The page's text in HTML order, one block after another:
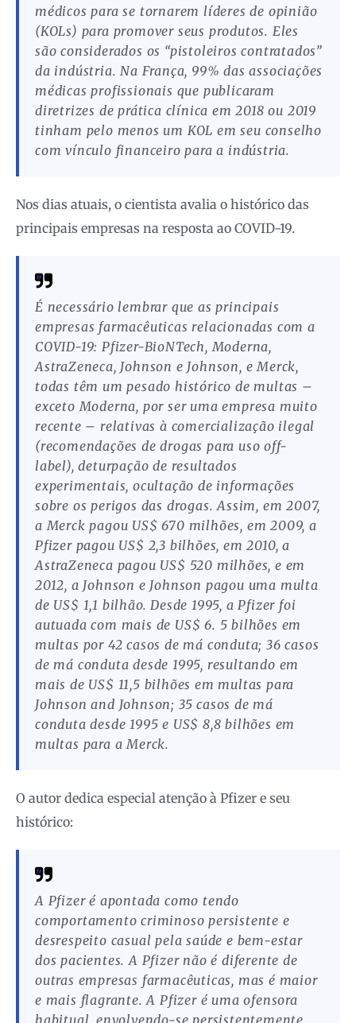
médicos para se tornarem líderes de opinião
(KOLs) para promover seus produtos. Eles
são considerados os “pistoleiros contratados”
da indústria. Na França, 99% das associações
médicas profissionais que publicaram
diretrizes de prática clínica em 2018 ou 2019
tinham pelo menos um KOL em seu conselho
com vínculo financeiro para a indústria.
Nos dias atuais, o cientista avalia o histórico das
principais empresas na resposta ao COVID-19.
É necessário lembrar que as principais
empresas farmacêuticas relacionadas com a
COVID-19: Pfizer-BioNTech, Moderna,
AstraZeneca, Johnson e Johnson, e Merck,
todas têm um pesado histórico de multas –
exceto Moderna, por ser uma empresa muito
recente – relativas à comercialização ilegal
(recomendações de drogas para uso off-
label), deturpação de resultados
experimentais, ocultação de informações
sobre os perigos das drogas. Assim, em 2007,
a Merck pagou US$ 670 milhões, em 2009, a
Pfizer pagou US$ 2,3 bilhões, em 2010, a
AstraZeneca pagou US$ 520 milhões, e em
2012, a Johnson e Johnson pagou uma multa
de US$ 1,1 bilhão. Desde 1995, a Pfizer foi
autuada com mais de US$ 6. 5 bilhões em
multas por 42 casos de má conduta; 36 casos
de má conduta desde 1995, resultando em
mais de US$ 11,5 bilhões em multas para
Johnson and Johnson; 35 casos de má
conduta desde 1995 e US$ 8,8 bilhões em
multas para a Merck.
O autor dedica especial atenção à Pfizer e seu
histórico:
A Pfizer é apontada como tendo
comportamento criminoso persistente e
desrespeito casual pela saúde e bem-estar
dos pacientes. A Pfizer não é diferente de
outras empresas farmacêuticas, mas é maior
e mais flagrante. A Pfizer é uma ofensora
habitual, envolvendo-se persistentemente